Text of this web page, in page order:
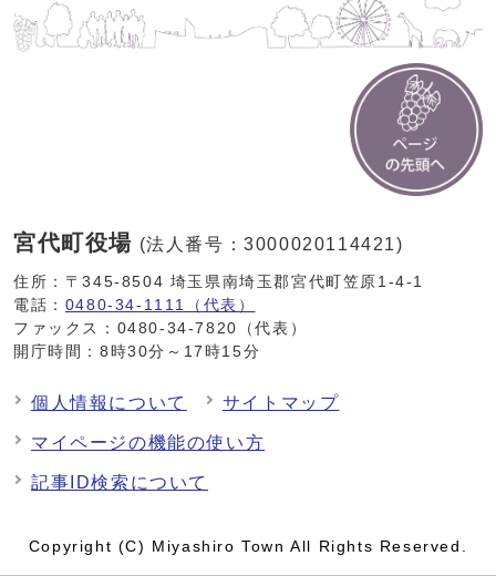
宮代町役場 (法人番号：3000020114421)
住所：〒345-8504 埼玉県南埼玉郡宮代町笠原1-4-1
電話： 0480-34-1111（代表）
ファックス：0480-34-7820（代表）
開庁時間：8時30分～17時15分
個人情報について サイトマップ
マイページの機能の使い方
記事ID検索について
Copyright (C) Miyashiro Town All Rights Reserved.